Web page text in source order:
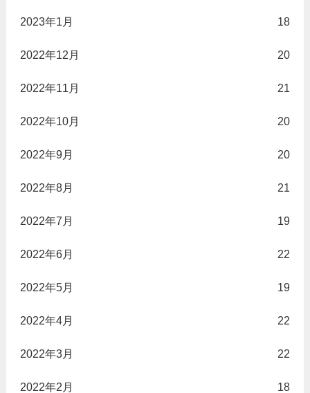
2023年1月 18
2022年12月 20
2022年11月 21
2022年10月 20
2022年9月 20
2022年8月 21
2022年7月 19
2022年6月 22
2022年5月 19
2022年4月 22
2022年3月 22
2022年2月 18